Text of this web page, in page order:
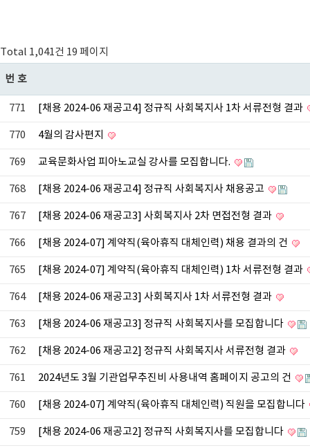
Total 1,041건 19 페이지
번호
771 [채용 2024-06 재공고4] 정규직 사회복지사 1차 서류전형 결과
770 4월의 감사편지
769 교육문화사업 피아노교실 강사를 모집합니다.
768 [채용 2024-06 재공고4] 정규직 사회복지사 채용공고
767 [채용 2024-06 재공고3] 사회복지사 2차 면접전형 결과
766 [채용 2024-07] 계약직(육아휴직 대체인력) 채용 결과의 건
765 [채용 2024-07] 계약직(육아휴직 대체인력) 1차 서류전형 결과
764 [채용 2024-06 재공고3] 사회복지사 1차 서류전형 결과
763 [채용 2024-06 재공고3] 정규직 사회복지사를 모집합니다
762 [채용 2024-06 재공고2] 정규직 사회복지사 서류전형 결과
761 2024년도 3월 기관업무추진비 사용내역 홈페이지 공고의 건
760 [채용 2024-07] 계약직(육아휴직 대체인력) 직원을 모집합니다
759 [채용 2024-06 재공고2] 정규직 사회복지사를 모집합니다